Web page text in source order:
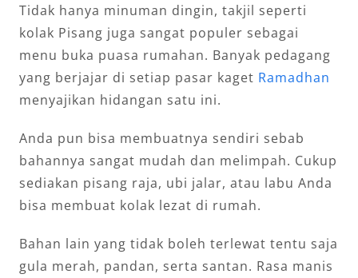
Tidak hanya minuman dingin, takjil seperti
kolak Pisang juga sangat populer sebagai
menu buka puasa rumahan. Banyak pedagang
yang berjajar di setiap pasar kaget Ramadhan
menyajikan hidangan satu ini.
Anda pun bisa membuatnya sendiri sebab
bahannya sangat mudah dan melimpah. Cukup
sediakan pisang raja, ubi jalar, atau labu Anda
bisa membuat kolak lezat di rumah.
Bahan lain yang tidak boleh terlewat tentu saja
gula merah, pandan, serta santan. Rasa manis